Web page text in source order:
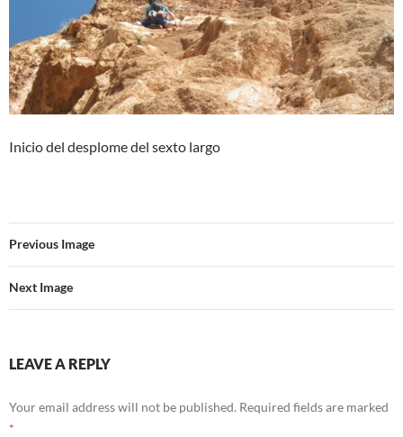
Inicio del desplome del sexto largo
Previous Image
Next Image
LEAVE A REPLY
Your email address will not be published. Required fields are marked
*